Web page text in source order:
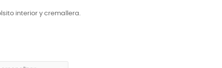
interior y cremallera.